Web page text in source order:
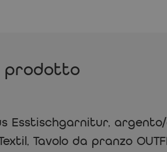
prodotto
Esstischgarnitur,
Tavolo da pranzo